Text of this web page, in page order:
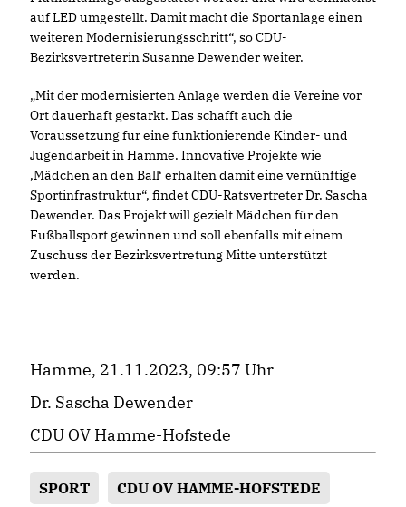
auf LED umgestellt. Damit macht die Sportanlage einen
weiteren Modernisierungsschritt“, so CDU-
Bezirksvertreterin Susanne Dewender weiter.
Mit der modernisierten Anlage werden die Vereine vor
Ort dauerhaft gestärkt. Das schafft auch die
Voraussetzung für eine funktionierende Kinder- und
Jugendarbeit in Hamme. Innovative Projekte wie
,Mädchen an den Ball‘ erhalten damit eine vernünftige
Sportinfrastruktur“, findet CDU-Ratsvertreter Dr. Sascha
Dewender. Das Projekt will gezielt Mädchen für den
Fußballsport gewinnen und soll ebenfalls mit einem
Zuschuss der Bezirksvertretung Mitte unterstützt
werden.
Hamme, 21.11.2023, 09:57 Uhr
Dr. Sascha Dewender
CDU OV Hamme-Hofstede
SPORT CDU OV HAMME-HOFSTEDE